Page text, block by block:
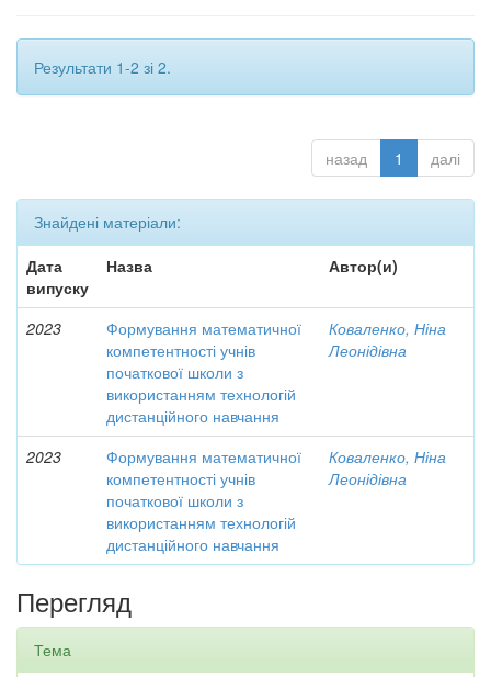
Результати 1-2 зі 2.
назад 1 далі
Знайдені матеріали:
Дата
випуску
Назва Автор(и)
2023
Формування математичної
компетентності учнів
початкової школи з
використанням технологій
дистанційного навчання
Коваленко, Ніна
Леонідівна
2023
Формування математичної
компетентності учнів
початкової школи з
використанням технологій
дистанційного навчання
Коваленко, Ніна
Леонідівна
Перегляд
Тема